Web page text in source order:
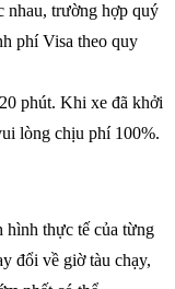
nhau, trường hợp quý
phí Visa theo quy
phút. Khi xe đã khởi
lòng chịu phí 100%.
hình thực tế của từng
đổi về giờ tàu chạy,